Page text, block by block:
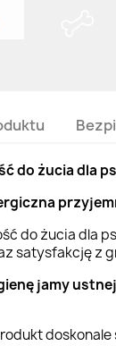
do żucia dla
do żucia dla
satysfakcję z
jamy ustnej